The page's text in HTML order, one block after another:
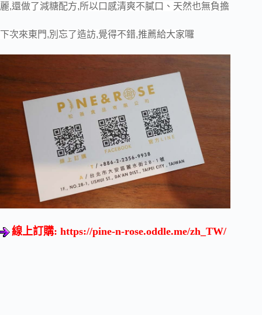
麗,還做了減糖配方,所以口感清爽不膩口、天然也無負擔
下次來東門,別忘了造訪,覺得不錯,推薦給大家囉
線上訂購: https://pine-n-rose.oddle.me/zh_TW/